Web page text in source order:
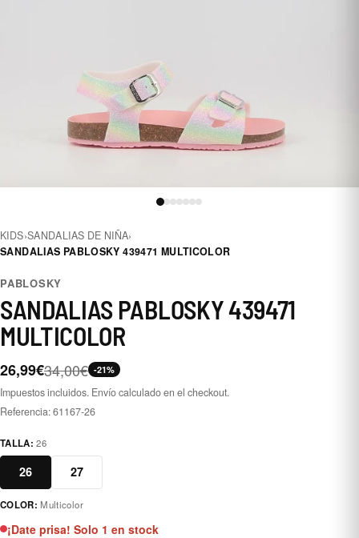
KIDS›SANDALIAS DE NIÑA›
SANDALIAS PABLOSKY 439471 MULTICOLOR
PABLOSKY
SANDALIAS PABLOSKY 439471
MULTICOLOR
26,99€34,00€ -21%
Impuestos incluidos. Envío calculado en el checkout.
Referencia:61167-26
TALLA:26
26 27
multicolor
COLOR: Multicolor
¡Date prisa! Solo 1 en stock